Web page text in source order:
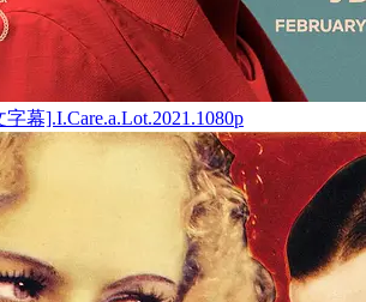
幕].I.Care.a.Lot.2021.1080p